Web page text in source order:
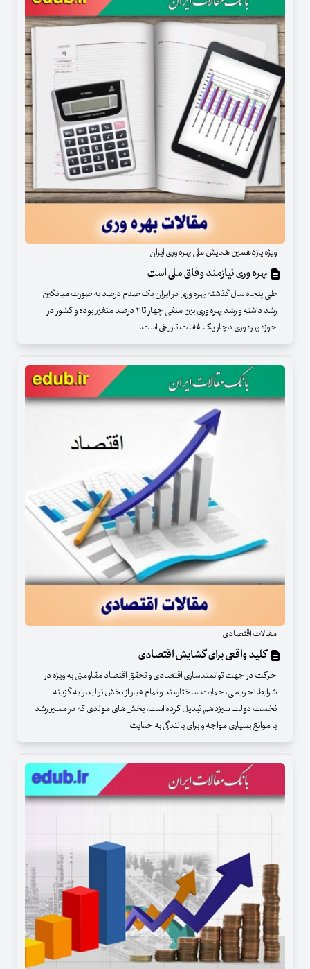
ویژه یازدهمین همایش ملی بهره وری ایران
بهره وری نیازمند وفاق ملی است
طی پنجاه سال گذشته بهره وری در ایران یک صدم درصد به صورت میانگین
رشد داشته و رشد بهره وری بین منفی چهار تا ٢ درصد متغیر بوده و کشور در
حوزه بهره وری دچار یک غفلت تاریخی است.
مقالات اقتصادی
کلید واقعی برای گشایش اقتصادی
حرکت در جهت توانمندسازی اقتصادی و تحقق اقتصاد مقاومتی به ویژه در
شرایط تحریمی، حمایت ساختارمند و تمام عیار از بخش تولید را به گزینه‌
نخست دولت سیزدهم تبدیل کرده است؛ بخش‌های مولدی که در مسیر رشد
با موانع بسیاری مواجه و برای بالندگی به حمایت